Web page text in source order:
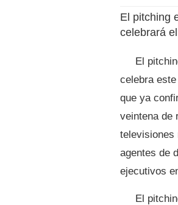
El pitching
celebrará
El
celebra
que ya
veintena de
televisiones
agentes de
ejecutivos
El